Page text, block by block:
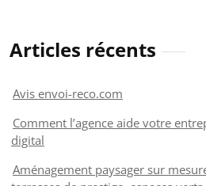
Articles récents
Avis envoi-reco.com
Comment l’agence aide votre
digital
Aménagement paysager sur